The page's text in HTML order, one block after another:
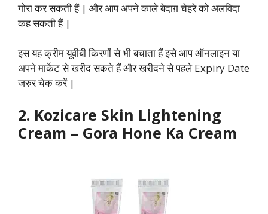
गोरा कर सकती हैं | और आप अपने काले बेदाग़ चेहरे को अलविदा
कह सकती हैं |
इस यह क्रीम यूवीबी किरणों से भी बचाता हैं इसे आप ऑनलाइन या
अपने मार्केट से खरीद सकते हैं और खरीदने से पहले Expiry Date
जरुर चेक करें |
2. Kozicare Skin Lightening
Cream – Gora Hone Ka Cream